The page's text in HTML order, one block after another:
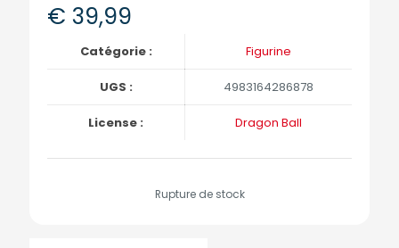
€ 39,99
Catégorie : Figurine
UGS : 4983164286878
License : Dragon Ball
Rupture de stock